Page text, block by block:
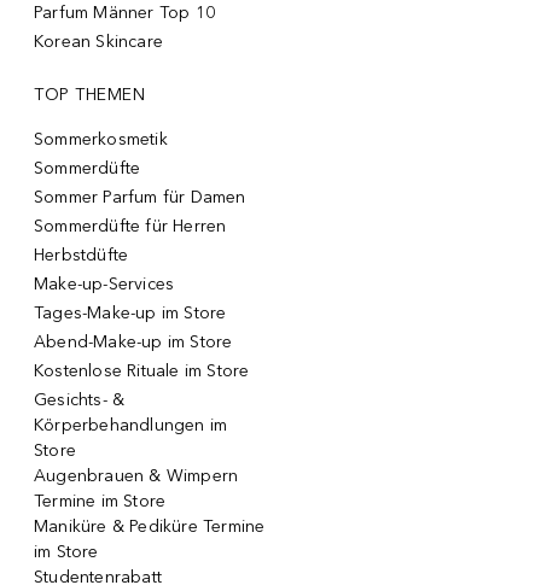
Parfum Männer Top 10
Korean Skincare
TOP THEMEN
Sommerkosmetik
Sommerdüfte
Sommer Parfum für Damen
Sommerdüfte für Herren
Herbstdüfte
Make-up-Services
Tages-Make-up im Store
Abend-Make-up im Store
Kostenlose Rituale im Store
Gesichts- &
Körperbehandlungen im
Store
Augenbrauen & Wimpern
Termine im Store
Maniküre & Pediküre Termine
im Store
Studentenrabatt